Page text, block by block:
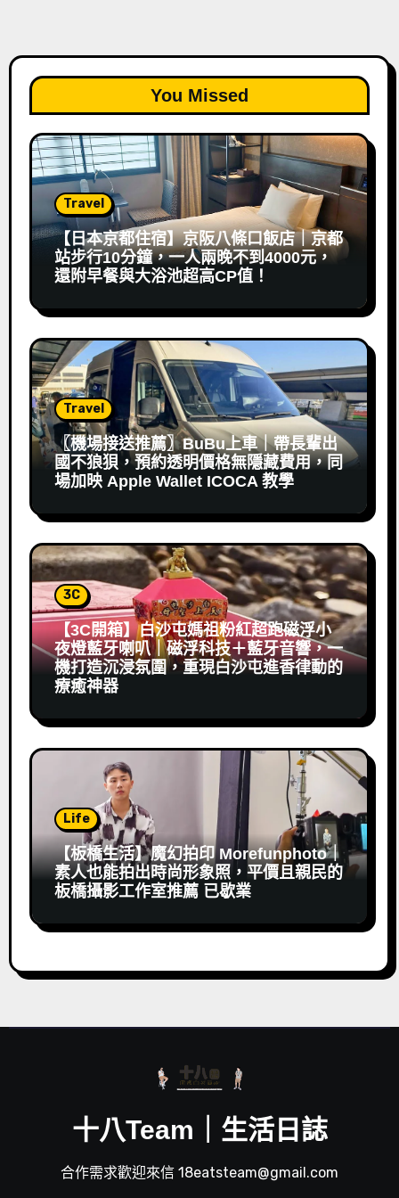
You Missed
Travel
【日本京都住宿】京阪八條口飯店｜京都
站步行10分鐘，一人兩晚不到4000元，
還附早餐與大浴池超高CP值！
Travel
〖機場接送推薦〗BuBu上車｜帶長輩出
國不狼狽，預約透明價格無隱藏費用，同
場加映 Apple Wallet ICOCA 教學
3C
【3C開箱】白沙屯媽祖粉紅超跑磁浮小
夜燈藍牙喇叭｜磁浮科技＋藍牙音響，一
機打造沉浸氛圍，重現白沙屯進香律動的
療癒神器
Life
【板橋生活】魔幻拍印 Morefunphoto｜
素人也能拍出時尚形象照，平價且親民的
板橋攝影工作室推薦 已歇業
十八Team｜生活日誌
合作需求歡迎來信 18eatsteam@gmail.com